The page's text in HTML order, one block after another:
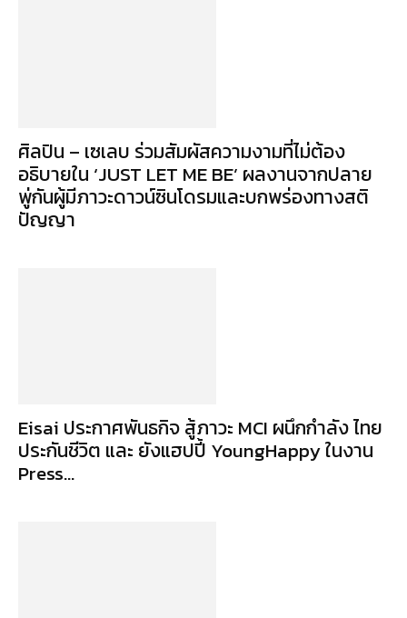
ศิลปิน – เซเลบ ร่วมสัมผัสความงามที่ไม่ต้อง
อธิบายใน ‘JUST LET ME BE’ ผลงานจากปลาย
พู่กันผู้มีภาวะดาวน์ซินโดรมและบกพร่องทางสติ
ปัญญา
Eisai ประกาศพันธกิจ สู้ภาวะ MCI ผนึกกำลัง ไทย
ประกันชีวิต และ ยังแฮปปี้ YoungHappy ในงาน
Press...